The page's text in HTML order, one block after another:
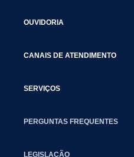
OUVIDORIA
CANAIS DE ATENDIMENTO
SERVIÇOS
PERGUNTAS FREQUENTES
LEGISLAÇÃO